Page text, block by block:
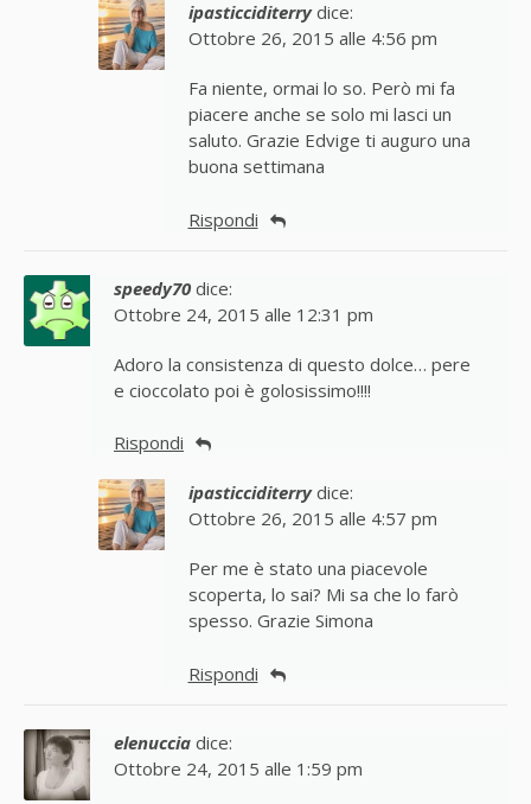
ipasticciditerry dice:
Ottobre 26, 2015 alle 4:56 pm
Fa niente, ormai lo so. Però mi fa
piacere anche se solo mi lasci un
saluto. Grazie Edvige ti auguro una
buona settimana
Rispondi
speedy70 dice:
Ottobre 24, 2015 alle 12:31 pm
Adoro la consistenza di questo dolce… pere
e cioccolato poi è golosissimo!!!!
Rispondi
ipasticciditerry dice:
Ottobre 26, 2015 alle 4:57 pm
Per me è stato una piacevole
scoperta, lo sai? Mi sa che lo farò
spesso. Grazie Simona
Rispondi
elenuccia dice:
Ottobre 24, 2015 alle 1:59 pm